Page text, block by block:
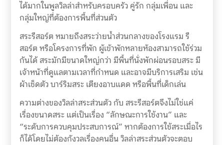
ได้มากในพูลวิลล่าสำหรับครอบครัว คู่รัก กลุ่มเพื่อน และ
กลุ่มใหญ่ที่ต้องการพื้นที่ส่วนตัว
สระรีสอร์ต หมายถึงสระว่ายน้ำส่วนกลางของโรงแรม รี
สอร์ต หรือโครงการที่พัก ผู้เข้าพักหลายห้องสามารถใช้ร่วม
กันได้ สระมักมีขนาดใหญ่กว่า มีพื้นที่นั่งพักผ่อนรอบสระ มี
เจ้าหน้าที่ดูแลตามเวลาที่กำหนด และอาจมีบริการเสริม เช่น
ผ้าเช็ดตัว บาร์ริมสระ เตียงอาบแดด หรือพื้นที่เด็กเล่น
ความต่างของวิลล่าสระส่วนตัว กับ สระรีสอร์ตจึงไม่ใช่แค่
เรื่องขนาดสระ แต่เป็นเรื่อง “ลักษณะการใช้งาน” และ
“ระดับการควบคุมประสบการณ์” หากต้องการใช้สระเมื่อไร
ก็ได้โดยไม่ต้องกังวลเรื่องคนอื่น วิลล่าสระส่วนตัวจะตอบ